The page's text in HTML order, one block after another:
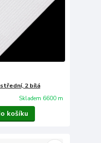
2 bílá
Skladem 6600 m
košíku